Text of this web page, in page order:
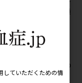
った医学部時代を過
んだあと、野出先生の
大学大学院に国内